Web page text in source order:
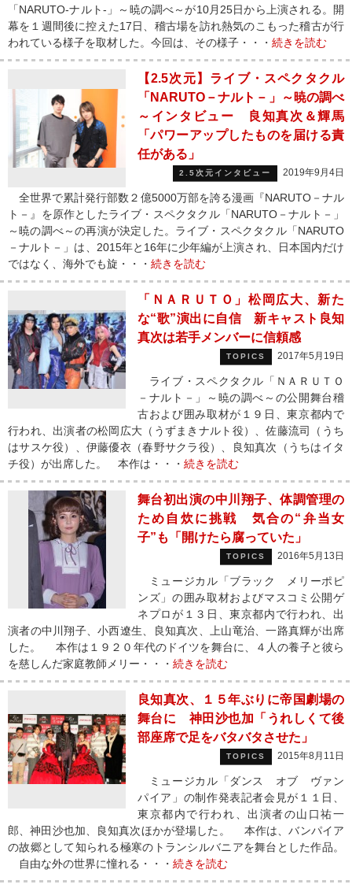
「NARUTO-ナルト-」～暁の調べ～が10月25日から上演される。開
幕を１週間後に控えた17日、稽古場を訪れ熱気のこもった稽古が行
われている様子を取材した。今回は、その様子・・・ 続きを読む
【2.5次元】ライブ・スペクタクル
「NARUTO－ナルト－」～暁の調べ
～インタビュー 良知真次＆輝馬
「パワーアップしたものを届ける責
任がある」
2.5次元インタビュー 2019年9月4日
全世界で累計発行部数２億5000万部を誇る漫画『NARUTO－ナル
ト－』を原作としたライブ・スペクタクル「NARUTO－ナルト－」
～暁の調べ～の再演が決定した。ライブ・スペクタクル「NARUTO
－ナルト－」は、2015年と16年に少年編が上演され、日本国内だけ
ではなく、海外でも旋・・・ 続きを読む
「ＮＡＲＵＴＯ」松岡広大、新た
な“歌”演出に自信 新キャスト良知
真次は若手メンバーに信頼感
TOPICS 2017年5月19日
ライブ・スペクタクル「ＮＡＲＵＴＯ
－ナルト－」～暁の調べ～の公開舞台稽
古および囲み取材が１９日、東京都内で
行われ、出演者の松岡広大（うずまきナルト役）、佐藤流司（うち
はサスケ役）、伊藤優衣（春野サクラ役）、良知真次（うちはイタ
チ役）が出席した。 本作は・・・ 続きを読む
舞台初出演の中川翔子、体調管理の
ため自炊に挑戦 気合の“弁当女
子”も「開けたら腐っていた」
TOPICS 2016年5月13日
ミュージカル「ブラック メリーポピ
ンズ」の囲み取材およびマスコミ公開ゲ
ネプロが１３日、東京都内で行われ、出
演者の中川翔子、小西遼生、良知真次、上山竜治、一路真輝が出席
した。 本作は１９２０年代のドイツを舞台に、４人の養子と彼ら
を慈しんだ家庭教師メリー・・・ 続きを読む
良知真次、１５年ぶりに帝国劇場の
舞台に 神田沙也加「うれしくて後
部座席で足をバタバタさせた」
TOPICS 2015年8月11日
ミュージカル「ダンス オブ ヴァン
パイア」の制作発表記者会見が１１日、
東京都内で行われ、出演者の山口祐一
郎、神田沙也加、良知真次ほかが登場した。 本作は、バンパイア
の故郷として知られる極寒のトランシルバニアを舞台とした作品。
自由な外の世界に憧れる・・・ 続きを読む